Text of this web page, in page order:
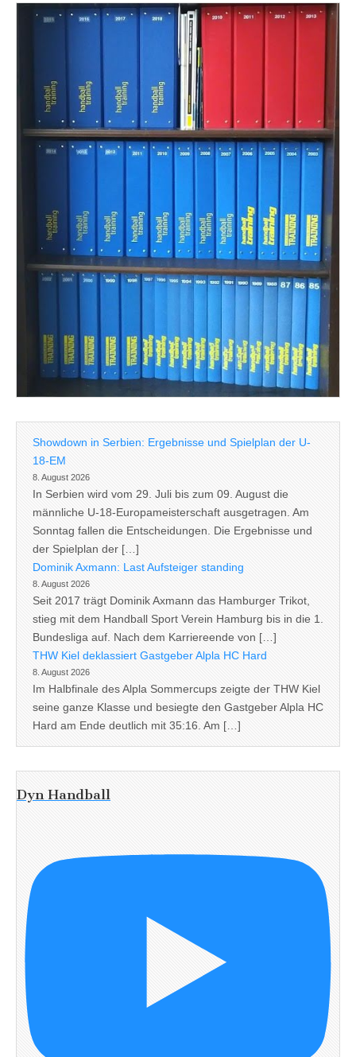
Showdown in Serbien: Ergebnisse und Spielplan der U-
18-EM
8. August 2026
In Serbien wird vom 29. Juli bis zum 09. August die
männliche U-18-Europameisterschaft ausgetragen. Am
Sonntag fallen die Entscheidungen. Die Ergebnisse und
der Spielplan der […]
Dominik Axmann: Last Aufsteiger standing
8. August 2026
Seit 2017 trägt Dominik Axmann das Hamburger Trikot,
stieg mit dem Handball Sport Verein Hamburg bis in die 1.
Bundesliga auf. Nach dem Karriereende von […]
THW Kiel deklassiert Gastgeber Alpla HC Hard
8. August 2026
Im Halbfinale des Alpla Sommercups zeigte der THW Kiel
seine ganze Klasse und besiegte den Gastgeber Alpla HC
Hard am Ende deutlich mit 35:16. Am […]
Dyn Handball